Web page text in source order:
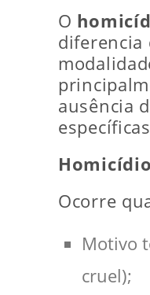
O
diferencia
ausência
Ocorre
Motivo
cruel);